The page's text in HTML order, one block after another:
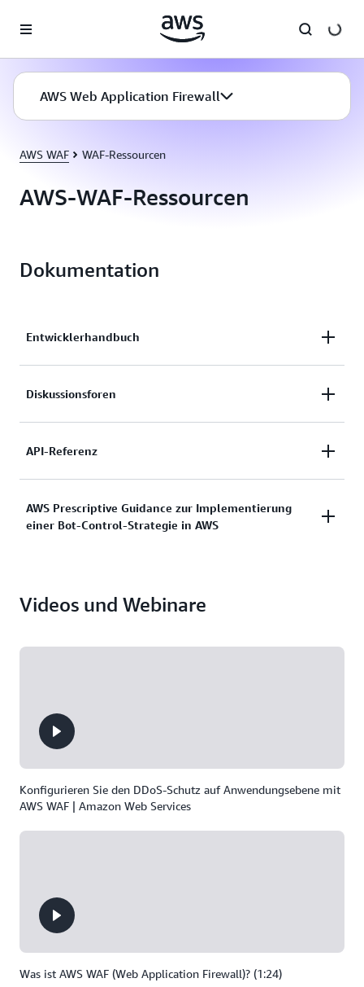
Überspringen zum Hauptinhalt
AWS Web Application Firewall
AWS WAF WAF-Ressourcen
AWS-WAF-Ressourcen
Dokumentation
Entwicklerhandbuch
Weitere Informationen
Diskussionsforen
Weitere Informationen
API-Referenz
Weitere Informationen
AWS Prescriptive Guidance zur Implementierung
einer Bot-Control-Strategie in AWS
Videos und Webinare
Konfigurieren Sie den DDoS-Schutz auf Anwendungsebene mit
AWS WAF | Amazon Web Services
Was ist AWS WAF (Web Application Firewall)? (1:24)